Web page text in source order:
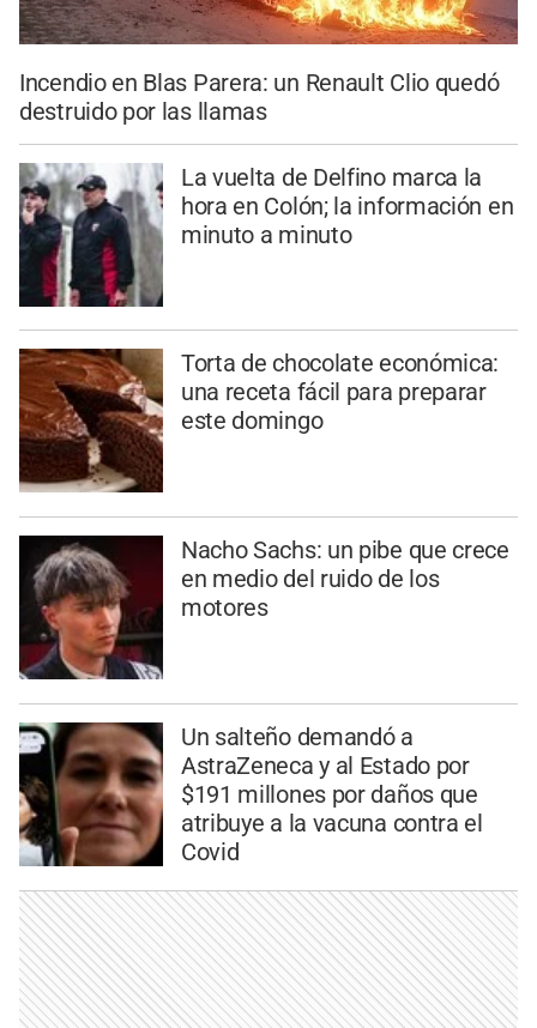
Incendio en Blas Parera: un Renault Clio quedó
destruido por las llamas
La vuelta de Delfino marca la
hora en Colón; la información en
minuto a minuto
Torta de chocolate económica:
una receta fácil para preparar
este domingo
Nacho Sachs: un pibe que crece
en medio del ruido de los
motores
Un salteño demandó a
AstraZeneca y al Estado por
$191 millones por daños que
atribuye a la vacuna contra el
Covid